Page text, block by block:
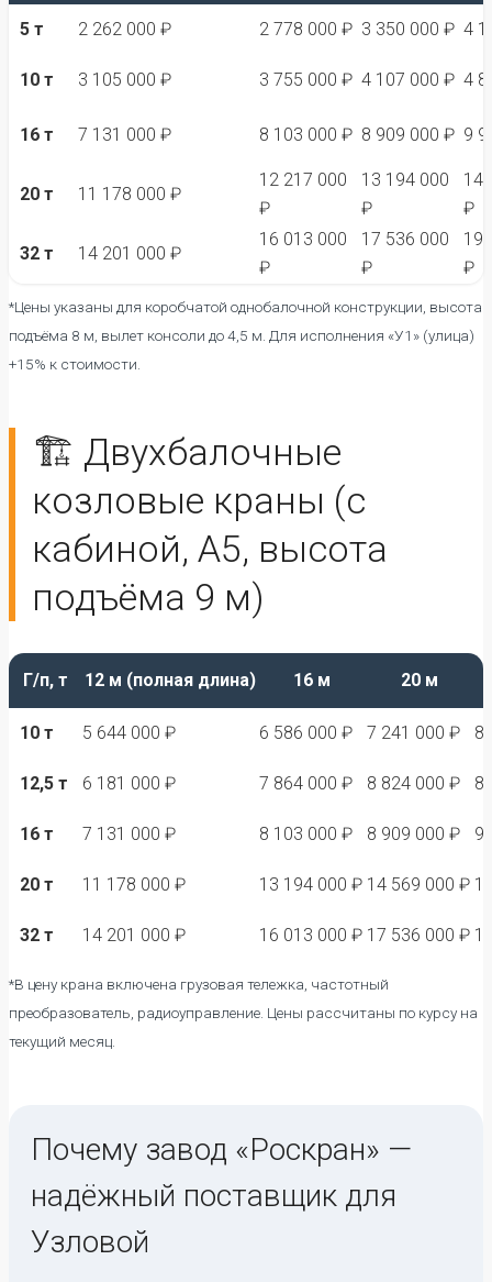
5 т 2 262 000 ₽ 2 778 000 ₽ 3 350 000 ₽ 4
10 т 3 105 000 ₽ 3 755 000 ₽ 4 107 000 ₽ 4
16 т 7 131 000 ₽ 8 103 000 ₽ 8 909 000 ₽ 9
20 т 11 178 000 ₽
12 217 000
₽
13 194 000
₽
14
₽
32 т 14 201 000 ₽
16 013 000
₽
17 536 000
₽
19
₽
*Цены указаны для коробчатой однобалочной конструкции, высота
подъёма 8 м, вылет консоли до 4,5 м. Для исполнения «У1» (улица)
+15% к стоимости.
🏗️ Двухбалочные
козловые краны (с
кабиной, А5, высота
подъёма 9 м)
Г/п, т 12 м (полная длина) 16 м 20 м
10 т 5 644 000 ₽ 6 586 000 ₽ 7 241 000 ₽ 8
12,5 т 6 181 000 ₽ 7 864 000 ₽ 8 824 000 ₽ 8
16 т 7 131 000 ₽ 8 103 000 ₽ 8 909 000 ₽ 9
20 т 11 178 000 ₽ 13 194 000 ₽ 14 569 000 ₽
32 т 14 201 000 ₽ 16 013 000 ₽ 17 536 000 ₽
*В цену крана включена грузовая тележка, частотный
преобразователь, радиоуправление. Цены рассчитаны по курсу на
текущий месяц.
Почему завод «Роскран» —
надёжный поставщик для
Узловой